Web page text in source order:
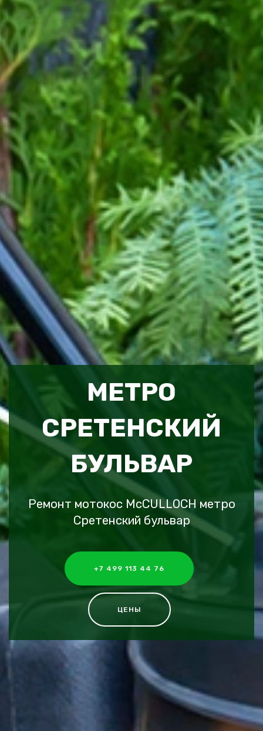
МЕТРО
СРЕТЕНСКИЙ
БУЛЬВАР
Ремонт мотокос McCULLOCH метро
Сретенский бульвар
+7 499 113 44 76
ЦЕНЫ